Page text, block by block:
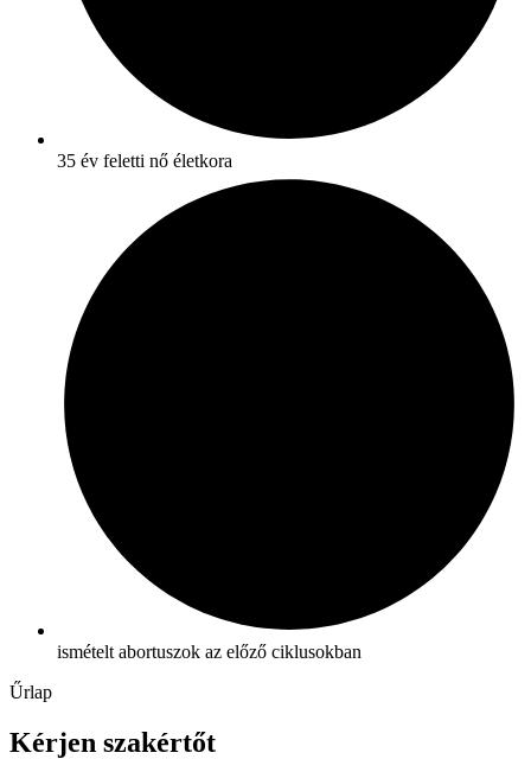
35 év feletti nő életkora
ismételt abortuszok az előző ciklusokban
Űrlap
Kérjen szakértőt